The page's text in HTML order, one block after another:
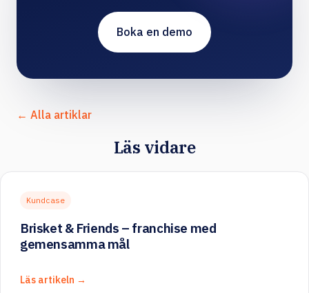
Boka en demo
← Alla artiklar
Läs vidare
Kundcase
Brisket & Friends – franchise med
gemensamma mål
Läs artikeln →